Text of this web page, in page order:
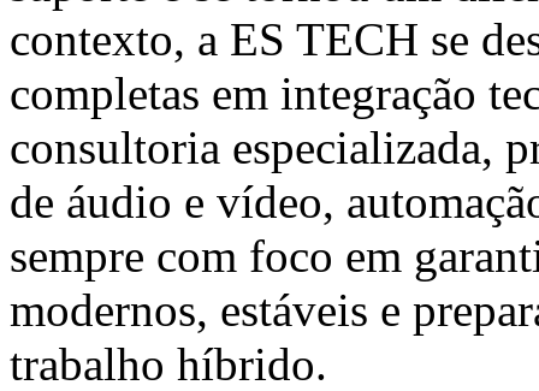
contexto, a ES TECH se
completas em integração
consultoria especializada,
de áudio e vídeo,
sempre com foco em
modernos, estáveis e
trabalho híbrido.